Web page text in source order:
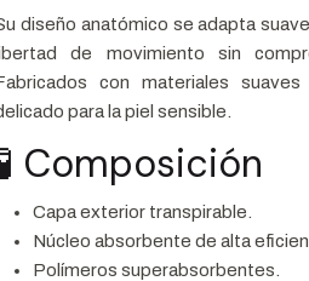
diseño anatómico se adapta
de movimiento sin
con materiales
para la piel sensible.
Composición
Capa exterior transpirable.
Núcleo absorbente de alta
Polímeros superabsorbentes.